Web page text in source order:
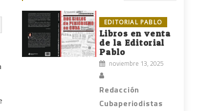
EDITORIAL PABLO
Libros en venta
de la Editorial
Pablo
noviembre 13, 2025
Redacción
Cubaperiodistas